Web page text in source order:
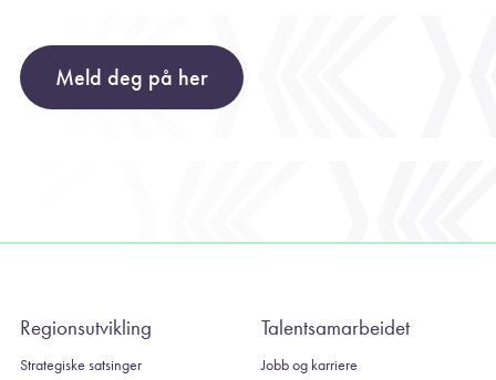
Meld deg på her
Regionsutvikling
Strategiske satsinger
Talentsamarbeidet
Jobb og karriere